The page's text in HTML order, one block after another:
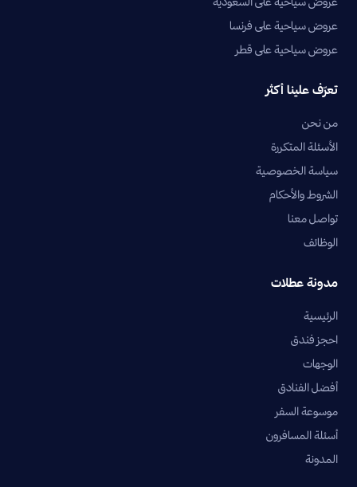
عروض سياحية على فرنسا
عروض سياحية على قطر
تعرّف علينا أكثر
من نحن
الأسئلة المتكررة
سياسة الخصوصية
الشروط والأحكام
تواصل معنا
الوظائف
مدونة عطلات
الرئيسية
احجز فندق
الوجهات
أفضل الفنادق
موسوعة السفر
أسئلة المسافرون
المدونة